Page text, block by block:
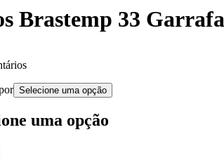
Brastemp 33
Selecione uma opção
uma opção